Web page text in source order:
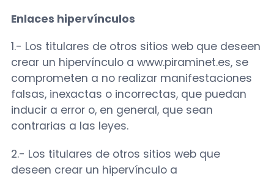
Enlaces hipervínculos
1.- Los titulares de otros sitios web que deseen
crear un hipervínculo a www.piraminet.es, se
comprometen a no realizar manifestaciones
falsas, inexactas o incorrectas, que puedan
inducir a error o, en general, que sean
contrarias a las leyes.
2.- Los titulares de otros sitios web que
deseen crear un hipervínculo a